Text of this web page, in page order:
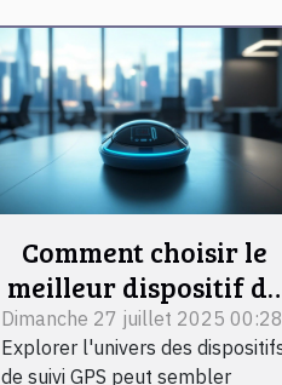
Comment choisir le
meilleur dispositif de
suivi GPS pour vos
besoins ?
Dimanche 27 juillet 2025 00:28
Explorer l'univers des
de suivi GPS peut sembler